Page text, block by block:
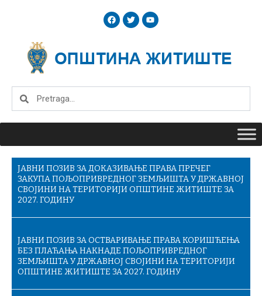
F
a
c
o
o
T
w
i
e
r
Y
o
u
b
e
Search
ЈАВНИ ПОЗИВ ЗА ДОКАЗИВАЊЕ ПРАВА ПРЕЧЕГ
ЗАКУПА ПОЉОПРИВРЕДНОГ ЗЕМЉИШТА У ДРЖАВНОЈ
СВОЈИНИ НА ТЕРИТОРИЈИ ОПШТИНЕ ЖИТИШТЕ ЗА
2027. ГОДИНУ
ЈАВНИ ПОЗИВ ЗА ОСТВАРИВАЊЕ ПРАВА КОРИШЋЕЊА
БЕЗ ПЛАЋАЊА НАКНАДЕ ПОЉОПРИВРЕДНОГ
ЗЕМЉИШТА У ДРЖАВНОЈ СВОЈИНИ НА ТЕРИТОРИЈИ
ОПШТИНЕ ЖИТИШТЕ ЗА 2027. ГОДИНУ